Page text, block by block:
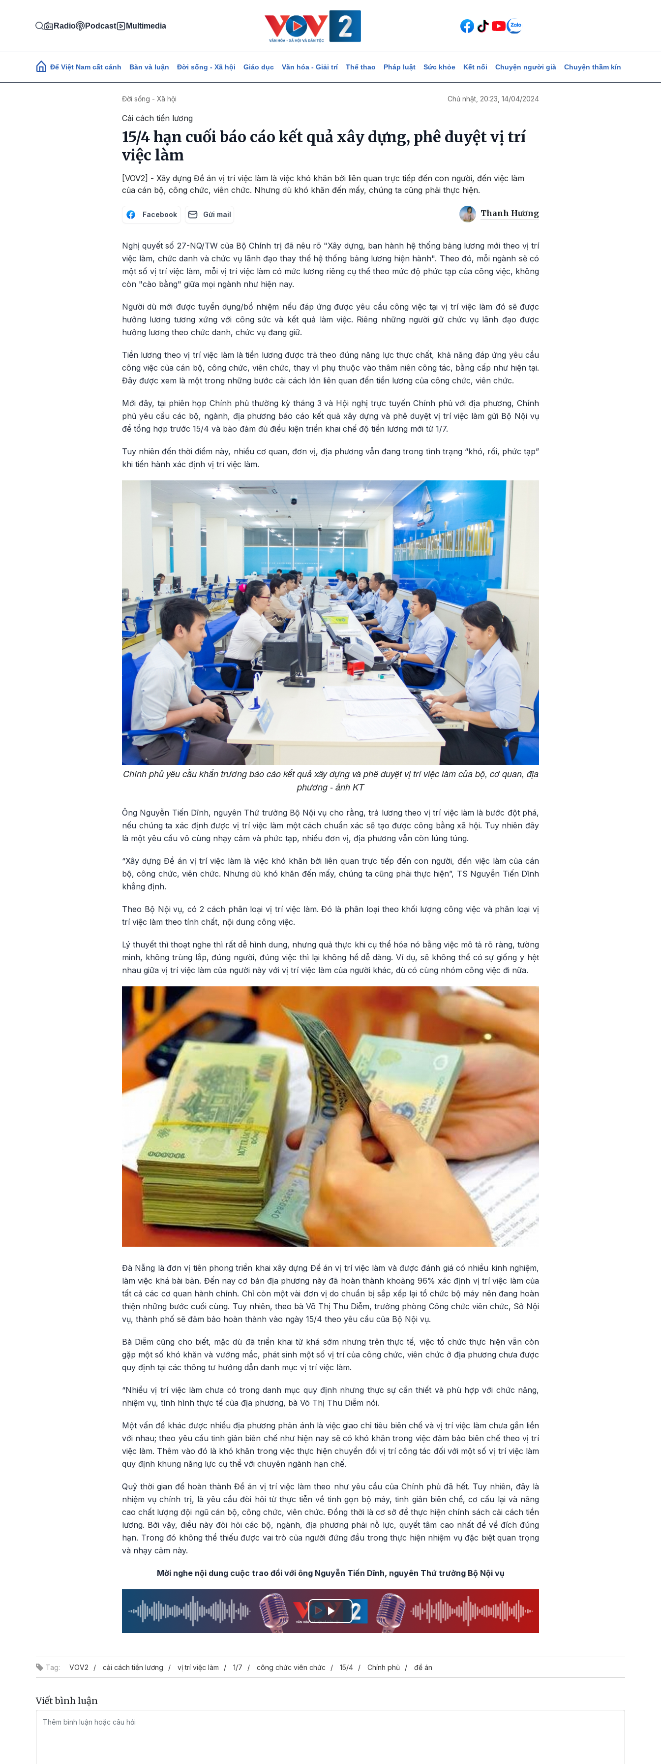
Radio Podcast Multimedia
Main navigation
Để Việt Nam cất cánh Bàn và luận Đời sống - Xã hội Giáo dục Văn hóa - Giải trí Thể thao Pháp luật Sức khỏe Kết nối Chuyện người già Chuyện thầm kín
Đời sống - Xã hội Chủ nhật, 20:23, 14/04/2024
Cải cách tiền lương
15/4 hạn cuối báo cáo kết quả xây dựng, phê duyệt vị trí
việc làm
[VOV2] - Xây dựng Đề án vị trí việc làm là việc khó khăn bởi liên quan trực tiếp đến con người, đến việc làm
của cán bộ, công chức, viên chức. Nhưng dù khó khăn đến mấy, chúng ta cũng phải thực hiện.
Facebook Gửi mail Thanh Hương
Nghị quyết số 27-NQ/TW của Bộ Chính trị đã nêu rõ "Xây dựng, ban hành hệ thống bảng lương mới theo vị trí
việc làm, chức danh và chức vụ lãnh đạo thay thế hệ thống bảng lương hiện hành". Theo đó, mỗi ngành sẽ có
một số vị trí việc làm, mỗi vị trí việc làm có mức lương riêng cụ thể theo mức độ phức tạp của công việc, không
còn "cào bằng" giữa mọi ngành như hiện nay.
Người dù mới được tuyển dụng/bổ nhiệm nếu đáp ứng được yêu cầu công việc tại vị trí việc làm đó sẽ được
hưởng lương tương xứng với công sức và kết quả làm việc. Riêng những người giữ chức vụ lãnh đạo được
hưởng lương theo chức danh, chức vụ đang giữ.
Tiền lương theo vị trí việc làm là tiền lương được trả theo đúng năng lực thực chất, khả năng đáp ứng yêu cầu
công việc của cán bộ, công chức, viên chức, thay vì phụ thuộc vào thâm niên công tác, bằng cấp như hiện tại.
Đây được xem là một trong những bước cải cách lớn liên quan đến tiền lương của công chức, viên chức.
Mới đây, tại phiên họp Chính phủ thường kỳ tháng 3 và Hội nghị trực tuyến Chính phủ với địa phương, Chính
phủ yêu cầu các bộ, ngành, địa phương báo cáo kết quả xây dựng và phê duyệt vị trí việc làm gửi Bộ Nội vụ
để tổng hợp trước 15/4 và bảo đảm đủ điều kiện triển khai chế độ tiền lương mới từ 1/7.
Tuy nhiên đến thời điểm này, nhiều cơ quan, đơn vị, địa phương vẫn đang trong tình trạng “khó, rối, phức tạp”
khi tiến hành xác định vị trí việc làm.
Chính phủ yêu cầu khẩn trương báo cáo kết quả xây dựng và phê duyệt vị trí việc làm của bộ, cơ quan, địa
phương - ảnh KT
Ông Nguyễn Tiến Dĩnh, nguyên Thứ trưởng Bộ Nội vụ cho rằng, trả lương theo vị trí việc làm là bước đột phá,
nếu chúng ta xác định được vị trí việc làm một cách chuẩn xác sẽ tạo được công bằng xã hội. Tuy nhiên đây
là một yêu cầu vô cùng nhạy cảm và phức tạp, nhiều đơn vị, địa phương vẫn còn lúng túng.
“Xây dựng Đề án vị trí việc làm là việc khó khăn bởi liên quan trực tiếp đến con người, đến việc làm của cán
bộ, công chức, viên chức. Nhưng dù khó khăn đến mấy, chúng ta cũng phải thực hiện”, TS Nguyễn Tiến Dĩnh
khẳng định.
Theo Bộ Nội vụ, có 2 cách phân loại vị trí việc làm. Đó là phân loại theo khối lượng công việc và phân loại vị
trí việc làm theo tính chất, nội dung công việc.
Lý thuyết thì thoạt nghe thì rất dễ hình dung, nhưng quả thực khi cụ thể hóa nó bằng việc mô tả rõ ràng, tường
minh, không trùng lắp, đúng người, đúng việc thì lại không hề dễ dàng. Ví dụ, sẽ không thể có sự giống y hệt
nhau giữa vị trí việc làm của người này với vị trí việc làm của người khác, dù có cùng nhóm công việc đi nữa.
Đà Nẵng là đơn vị tiên phong triển khai xây dựng Đề án vị trí việc làm và được đánh giá có nhiều kinh nghiệm,
làm việc khá bài bản. Đến nay cơ bản địa phương này đã hoàn thành khoảng 96% xác định vị trí việc làm của
tất cả các cơ quan hành chính. Chỉ còn một vài đơn vị do chuẩn bị sắp xếp lại tổ chức bộ máy nên đang hoàn
thiện những bước cuối cùng. Tuy nhiên, theo bà Võ Thị Thu Diễm, trưởng phòng Công chức viên chức, Sở Nội
vụ, thành phố sẽ đảm bảo hoàn thành vào ngày 15/4 theo yêu cầu của Bộ Nội vụ.
Bà Diễm cũng cho biết, mặc dù đã triển khai từ khá sớm nhưng trên thực tế, việc tổ chức thực hiện vẫn còn
gặp một số khó khăn và vướng mắc, phát sinh một số vị trí của công chức, viên chức ở địa phương chưa được
quy định tại các thông tư hướng dẫn danh mục vị trí việc làm.
“Nhiều vị trí việc làm chưa có trong danh mục quy định nhưng thực sự cần thiết và phù hợp với chức năng,
nhiệm vụ, tình hình thực tế của địa phương, bà Võ Thị Thu Diễm nói.
Một vấn đề khác được nhiều địa phương phản ánh là việc giao chỉ tiêu biên chế và vị trí việc làm chưa gắn liền
với nhau; theo yêu cầu tinh giản biên chế như hiện nay sẽ có khó khăn trong việc đảm bảo biên chế theo vị trí
việc làm. Thêm vào đó là khó khăn trong việc thực hiện chuyển đổi vị trí công tác đối với một số vị trí việc làm
quy định khung năng lực cụ thể với chuyên ngành hạn chế.
Quỹ thời gian để hoàn thành Đề án vị trí việc làm theo như yêu cầu của Chính phủ đã hết. Tuy nhiên, đây là
nhiệm vụ chính trị, là yêu cầu đòi hỏi từ thực tiễn về tinh gọn bộ máy, tinh giản biên chế, cơ cấu lại và nâng
cao chất lượng đội ngũ cán bộ, công chức, viên chức. Đồng thời là cơ sở để thực hiện chính sách cải cách tiền
lương. Bởi vậy, điều này đòi hỏi các bộ, ngành, địa phương phải nỗ lực, quyết tâm cao nhất để về đích đúng
hạn. Trong đó không thể thiếu được vai trò của người đứng đầu trong thực hiện nhiệm vụ đặc biệt quan trọng
và nhạy cảm này.
Mời nghe nội dung cuộc trao đổi với ông Nguyễn Tiến Dĩnh, nguyên Thứ trưởng Bộ Nội vụ
Play
Tag: VOV2 cải cách tiền lương vị trí việc làm 1/7 công chức viên chức 15/4 Chính phủ đề án
Viết bình luận